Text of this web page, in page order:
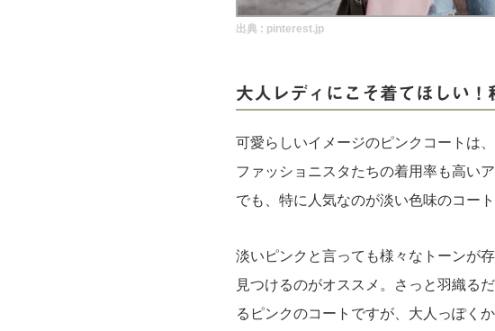
出典 : pinterest.jp
大人レディにこそ着てほしい
可愛らしいイメージのピンクコートは
ファッショニスタたちの着用率も高い
でも、特に人気なのが淡い色味のコート
淡いピンクと言っても様々なトーンが
見つけるのがオススメ。さっと羽織る
るピンクのコートですが、大人っぽく